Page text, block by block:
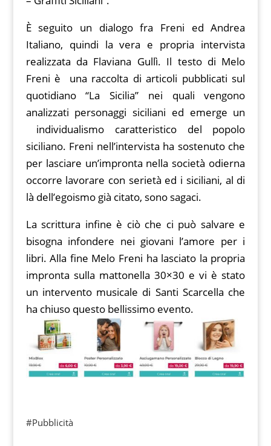
È seguito un dialogo fra Freni ed Andrea
Italiano, quindi la vera e propria intervista
realizzata da Flaviana Gullì. Il testo di Melo
Freni è una raccolta di articoli pubblicati sul
quotidiano “La Sicilia” nei quali vengono
analizzati personaggi siciliani ed emerge un
individualismo caratteristico del popolo
siciliano. Freni nell’intervista ha sostenuto che
per lasciare un’impronta nella società odierna
occorre lavorare con serietà ed i siciliani, al di
là dell’egoismo già citato, sono sagaci.
La scrittura infine è ciò che ci può salvare e
bisogna infondere nei giovani l’amore per i
libri. Alla fine Melo Freni ha lasciato la propria
impronta sulla mattonella 30×30 e vi è stato
un intervento musicale di Santi Scarcella che
ha chiuso questo bellissimo evento.
#Pubblicità